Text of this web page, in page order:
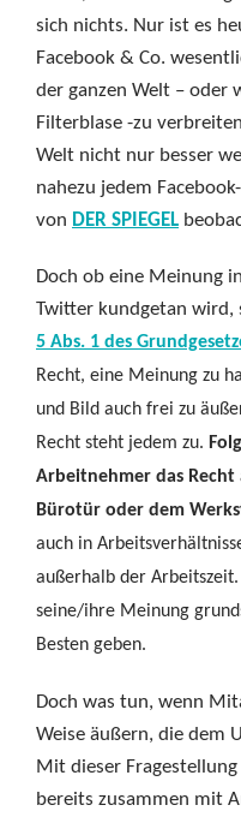
sich nichts. Nur ist es
Facebook & Co.
der ganzen Welt – oder
Filterblase -zu
Welt nicht nur besser
nahezu jedem
von DER SPIEGEL
Doch ob eine Meinung
Twitter kundgetan wird,
5 Abs. 1 des
Recht, eine Meinung zu
und Bild auch frei zu
Recht steht jedem zu.
Arbeitnehmer das
Bürotür oder dem
auch in
außerhalb der
seine/ihre Meinung
Besten geben.
Doch was tun, wenn
Weise äußern, die dem
Mit dieser
bereits zusammen mit